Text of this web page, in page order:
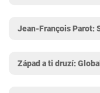
Jean-François Parot:
Západ a ti druzí: